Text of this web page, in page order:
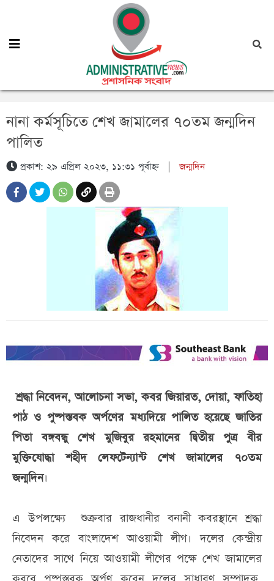
নানা কর্মসূচিতে শেখ জামালের ৭০তম জন্মদিন
পালিত
প্রকাশ: ২৯ এপ্রিল ২০২৩, ১১:৩১ পূর্বাহ্ন|জন্মদিন
শ্রদ্ধা নিবেদন, আলোচনা সভা, কবর জিয়ারত, দোয়া, ফাতিহা
পাঠ ও পুষ্পস্তবক অর্পণের মধ্যদিয়ে পালিত হয়েছে জাতির
পিতা বঙ্গবন্ধু শেখ মুজিবুর রহমানের দ্বিতীয় পুত্র বীর
মুক্তিযোদ্ধা শহীদ লেফটেন্যান্ট শেখ জামালের ৭০তম
জন্মদিন।
এ উপলক্ষ্যে শুক্রবার রাজধানীর বনানী কবরস্থানে শ্রদ্ধা
নিবেদন করে বাংলাদেশ আওয়ামী লীগ। দলের কেন্দ্রীয়
নেতাদের সাথে নিয়ে আওয়ামী লীগের পক্ষে শেখ জামালের